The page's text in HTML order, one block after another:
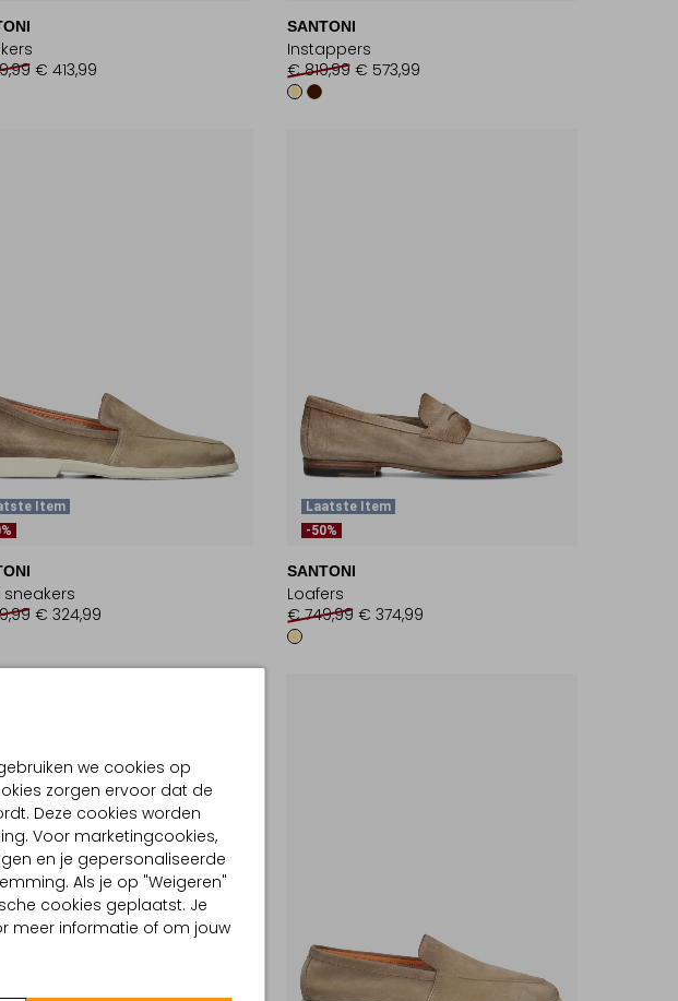
we cookies op
zorgen ervoor dat de
Deze cookies worden
Voor marketingcookies,
en je gepersonaliseerde
Als je op "Weigeren"
cookies geplaatst. Je
meer informatie of om jouw
€ 413,99
SANTONI
Instappers
€ 819,99 € 573,99
Item
sneakers
€ 324,99
Laatste Item
-50%
SANTONI
Loafers
€ 749,99 € 374,99